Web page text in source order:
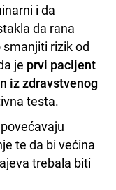
i da
da rana
rizik od
je prvi pacijent
iz zdravstvenog
testa.
te da bi većina
trebala biti